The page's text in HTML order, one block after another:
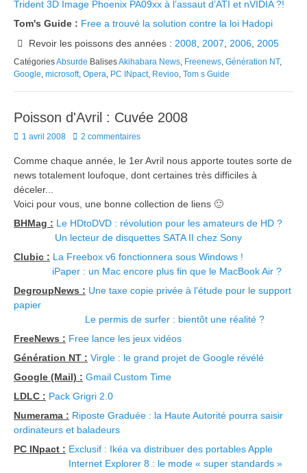
Trident 3D Image Phoenix PA09xx à l’assaut d’ATI et nVIDIA ?!
Tom's Guide : Free a trouvé la solution contre la loi Hadopi
Revoir les poissons des années : 2008 2007 2006, 2005
CatégoriesAbsurde BalisesAkihabara News Freenews Génération NT,
Google microsoft, Opera PC INpact, Revioo Tom s Guide
Poisson d'Avril : Cuvée 2008
Posted
1 avril 2008 2 commentaires
Comme chaque année, le 1er Avril nous apporte toutes sorte de
news totalement loufoque, dont certaines très difficiles à
déceler...
Voici pour vous, une bonne collection de liens 🙂
BHMag : Le HDtoDVD : révolution pour les amateurs de HD ?
Un lecteur de disquettes SATA II chez Sony
Clubic : La Freebox v6 fonctionnera sous Windows !
iPaper : un Mac encore plus fin que le MacBook Air ?
DegroupNews : Une taxe copie privée à l'étude pour le support
papier
Le permis de surfer : bientôt une réalité ?
FreeNews : Free lance les jeux vidéos
Génération NT : Virgle : le grand projet de Google révélé
Google (Mail) : Gmail Custom Time
LDLC : Pack Grigri 2.0
Numerama : Riposte Graduée : la Haute Autorité pourra saisir
ordinateurs et baladeurs
PC INpact : Exclusif : Ikéa va distribuer des portables Apple
Internet Explorer 8 : le mode « super standards »